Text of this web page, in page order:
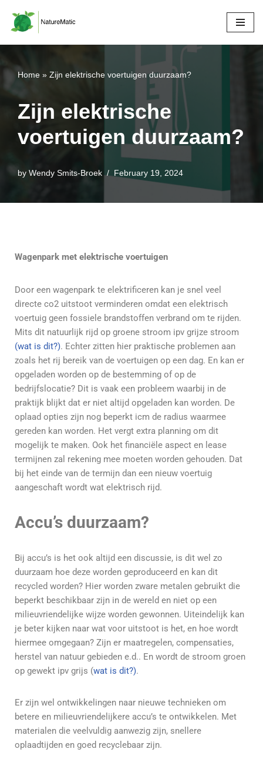
Skip
to
Home » Zijn elektrische voertuigen duurzaam?
Zijn elektrische
voertuigen duurzaam?
by Wendy Smits-Broek February 19, 2024
Wagenpark met elektrische voertuigen
Door een wagenpark te elektrificeren kan je snel veel
directe co2 uitstoot verminderen omdat een elektrisch
voertuig geen fossiele brandstoffen verbrand om te rijden.
Mits dit natuurlijk rijd op groene stroom ipv grijze stroom
(wat is dit?). Echter zitten hier praktische problemen aan
zoals het rij bereik van de voertuigen op een dag. En kan er
opgeladen worden op de bestemming of op de
bedrijfslocatie? Dit is vaak een probleem waarbij in de
praktijk blijkt dat er niet altijd opgeladen kan worden. De
oplaad opties zijn nog beperkt icm de radius waarmee
gereden kan worden. Het vergt extra planning om dit
mogelijk te maken. Ook het financiële aspect en lease
termijnen zal rekening mee moeten worden gehouden. Dat
bij het einde van de termijn dan een nieuw voertuig
aangeschaft wordt wat elektrisch rijd.
Accu’s duurzaam?
Bij accu’s is het ook altijd een discussie, is dit wel zo
duurzaam hoe deze worden geproduceerd en kan dit
recycled worden? Hier worden zware metalen gebruikt die
beperkt beschikbaar zijn in de wereld en niet op een
milieuvriendelijke wijze worden gewonnen. Uiteindelijk kan
je beter kijken naar wat voor uitstoot is het, en hoe wordt
hiermee omgegaan? Zijn er maatregelen, compensaties,
herstel van natuur gebieden e.d.. En wordt de stroom groen
op gewekt ipv grijs (wat is dit?).
Er zijn wel ontwikkelingen naar nieuwe technieken om
betere en milieuvriendelijkere accu’s te ontwikkelen. Met
materialen die veelvuldig aanwezig zijn, snellere
oplaadtijden en goed recyclebaar zijn.